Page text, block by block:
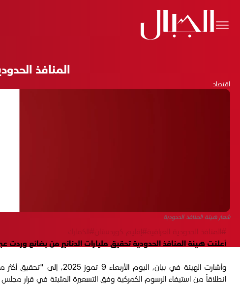
المنافذ
اقتصاد
شعار هيئة المنافذ الحدودية
#المنافذ الحدودية العراقية#إقليم كوردستان
أعلنت هيئة المنافذ الحدودية تحقيق مليارات الدنانير من بضائع وردت
انطلاقاً من استيفاء الرسوم الكمركية وفق التسعيرة المثبتة في قرار مجلس الوزراء رقم